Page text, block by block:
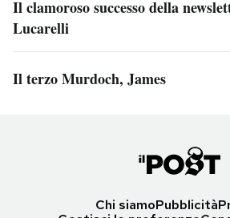
Il clamoroso successo della
Lucarelli
Il terzo Murdoch, James
Chi siamoPubblicità